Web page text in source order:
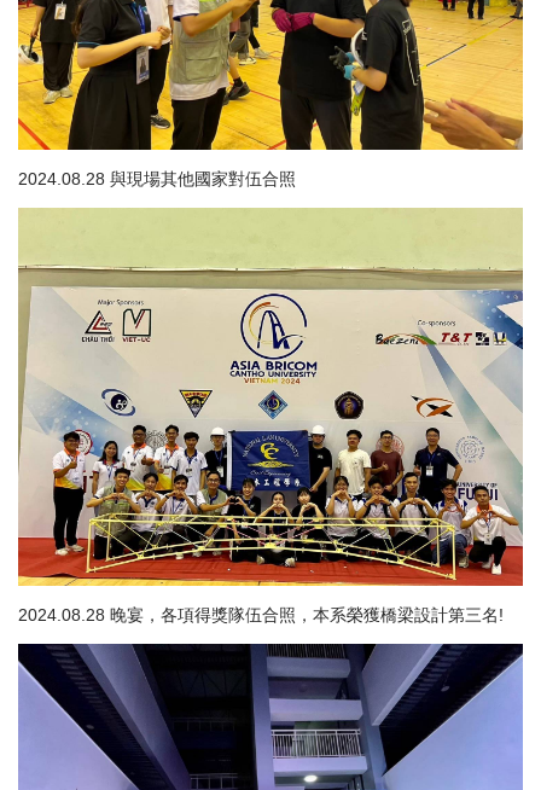
2024.08.28 與現場其他國家對伍合照
2024.08.28 晚宴，各項得獎隊伍合照，本系榮獲橋梁設計第三名!